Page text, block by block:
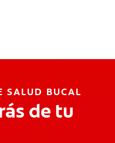
SALUD BUCAL
de tu